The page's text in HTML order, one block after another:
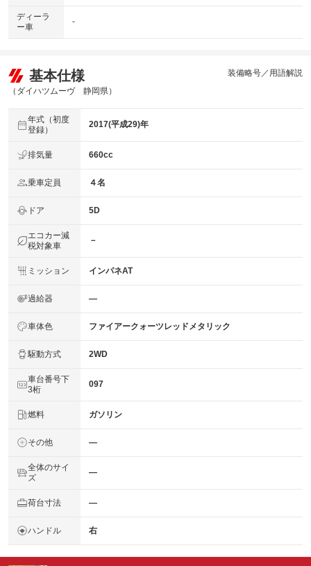
ディーラ
ー車
-
基本仕様
（ダイハツムーヴ 静岡県）
装備略号／用語解説
年式（初度
登録）
2017(平成29)年
排気量 660cc
乗車定員 ４名
ドア 5D
エコカー減
税対象車
－
ミッション インパネAT
過給器 ―
車体色 ファイアークォーツレッドメタリック
駆動方式 2WD
車台番号下
3桁
097
燃料 ガソリン
その他 ―
全体のサイ
ズ
―
荷台寸法 ―
ハンドル 右